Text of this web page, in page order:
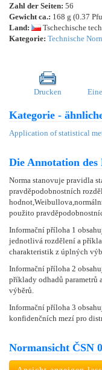
Zahl der Seiten: 56
Gewicht ca.: 168 g (0.37
Land:
Tschechische
Kategorie: Technische
Drucken
Kategorie -
Application of statistical
Die Annotation des
Norma stanovuje pravidla
pravděpodobnostních
použito
Informační příloha 1
jednotlivá rozdělení a
charakteristik z úplných
Informační příloha 2
příklady odhadů parametrů
výběrů.
Informační příloha 3
konfidenčních mezí pro
Normansicht ČSN